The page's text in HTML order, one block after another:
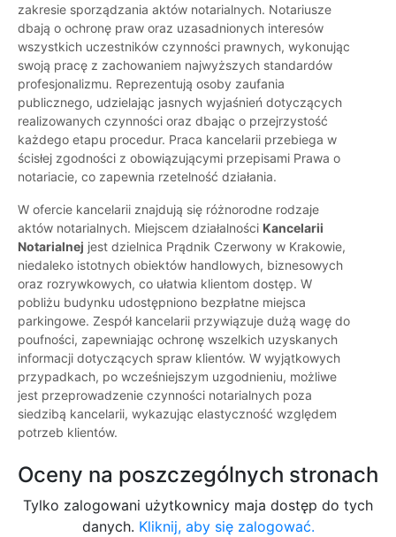
zakresie sporządzania aktów notarialnych. Notariusze
dbają o ochronę praw oraz uzasadnionych interesów
wszystkich uczestników czynności prawnych, wykonując
swoją pracę z zachowaniem najwyższych standardów
profesjonalizmu. Reprezentują osoby zaufania
publicznego, udzielając jasnych wyjaśnień dotyczących
realizowanych czynności oraz dbając o przejrzystość
każdego etapu procedur. Praca kancelarii przebiega w
ścisłej zgodności z obowiązującymi przepisami Prawa o
notariacie, co zapewnia rzetelność działania.
W ofercie kancelarii znajdują się różnorodne rodzaje
aktów notarialnych. Miejscem działalności Kancelarii
Notarialnej jest dzielnica Prądnik Czerwony w Krakowie,
niedaleko istotnych obiektów handlowych, biznesowych
oraz rozrywkowych, co ułatwia klientom dostęp. W
pobliżu budynku udostępniono bezpłatne miejsca
parkingowe. Zespół kancelarii przywiązuje dużą wagę do
poufności, zapewniając ochronę wszelkich uzyskanych
informacji dotyczących spraw klientów. W wyjątkowych
przypadkach, po wcześniejszym uzgodnieniu, możliwe
jest przeprowadzenie czynności notarialnych poza
siedzibą kancelarii, wykazując elastyczność względem
potrzeb klientów.
Oceny na poszczególnych stronach
Tylko zalogowani użytkownicy maja dostęp do tych
danych. Kliknij, aby się zalogować.